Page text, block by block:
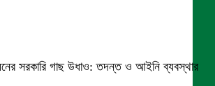
সরকারি গাছ উধাও: তদন্ত ও আইনি ব্যবস্থার